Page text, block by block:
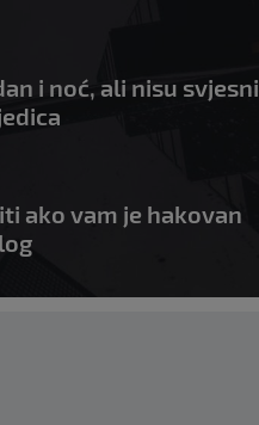
i noć, ali nisu svjesni
ako vam je hakovan